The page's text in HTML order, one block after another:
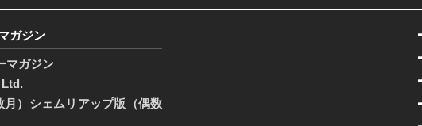
ガジン
マガジン
月）シェムリアップ版（偶数